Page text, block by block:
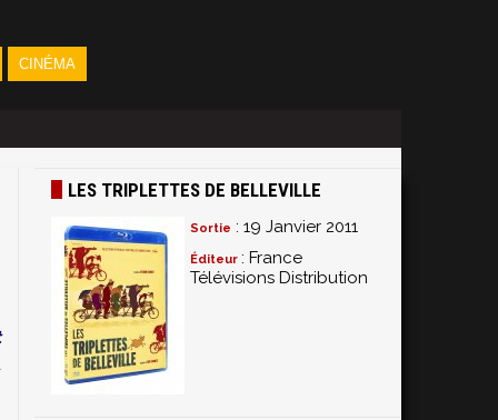
CINÉMA
LES TRIPLETTES DE BELLEVILLE
Sortie : 19 Janvier 2011
Éditeur : France
Télévisions Distribution